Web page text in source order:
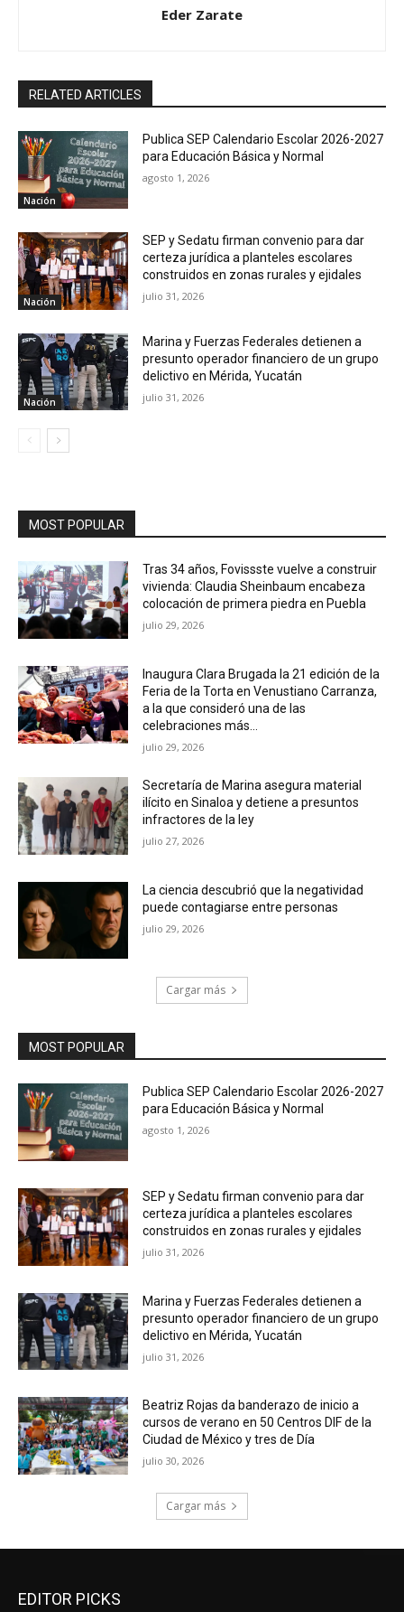
Eder Zarate
RELATED ARTICLES
Nación
Publica SEP Calendario Escolar 2026-2027
para Educación Básica y Normal
agosto 1, 2026
Nación
SEP y Sedatu firman convenio para dar
certeza jurídica a planteles escolares
construidos en zonas rurales y ejidales
julio 31, 2026
Nación
Marina y Fuerzas Federales detienen a
presunto operador financiero de un grupo
delictivo en Mérida, Yucatán
julio 31, 2026
MOST POPULAR
Tras 34 años, Fovissste vuelve a construir
vivienda: Claudia Sheinbaum encabeza
colocación de primera piedra en Puebla
julio 29, 2026
Inaugura Clara Brugada la 21 edición de la
Feria de la Torta en Venustiano Carranza,
a la que consideró una de las
celebraciones más...
julio 29, 2026
Secretaría de Marina asegura material
ilícito en Sinaloa y detiene a presuntos
infractores de la ley
julio 27, 2026
La ciencia descubrió que la negatividad
puede contagiarse entre personas
julio 29, 2026
Cargar más
MOST POPULAR
Publica SEP Calendario Escolar 2026-2027
para Educación Básica y Normal
agosto 1, 2026
SEP y Sedatu firman convenio para dar
certeza jurídica a planteles escolares
construidos en zonas rurales y ejidales
julio 31, 2026
Marina y Fuerzas Federales detienen a
presunto operador financiero de un grupo
delictivo en Mérida, Yucatán
julio 31, 2026
Beatriz Rojas da banderazo de inicio a
cursos de verano en 50 Centros DIF de la
Ciudad de México y tres de Día
julio 30, 2026
Cargar más
EDITOR PICKS